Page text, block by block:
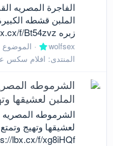
الفاجرة المصريه
الملبن قشطه
زبره https://lbx.cx/f/Bt54zvz
wolfsex الموضوع
المنتدى: افلام سكس
الشرموطه
الملبن لعشيقها
الشرموطه المصريه
لعشيقها وتهيج
lbx.cx/f/xg8iHQf